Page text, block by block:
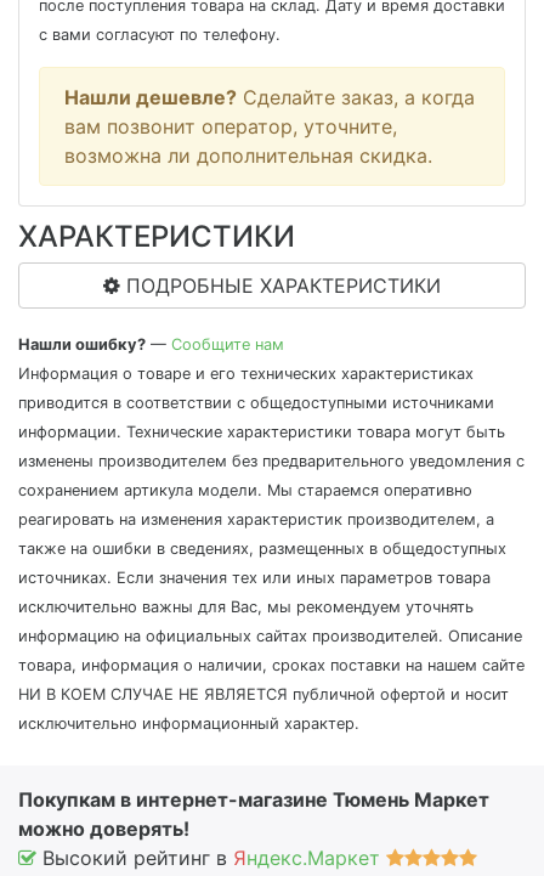
после поступления товара на склад. Дату и время доставки
с вами согласуют по телефону.
Нашли дешевле? Сделайте заказ, а когда
вам позвонит оператор, уточните,
возможна ли дополнительная скидка.
ХАРАКТЕРИСТИКИ
ПОДРОБНЫЕ ХАРАКТЕРИСТИКИ
Нашли ошибку? — Сообщите нам
Информация о товаре и его технических характеристиках
приводится в соответствии с общедоступными источниками
информации. Технические характеристики товара могут быть
изменены производителем без предварительного уведомления с
сохранением артикула модели. Мы стараемся оперативно
реагировать на изменения характеристик производителем, а
также на ошибки в сведениях, размещенных в общедоступных
источниках. Если значения тех или иных параметров товара
исключительно важны для Вас, мы рекомендуем уточнять
информацию на официальных сайтах производителей. Описание
товара, информация о наличии, сроках поставки на нашем сайте
НИ В КОЕМ СЛУЧАЕ НЕ ЯВЛЯЕТСЯ публичной офертой и носит
исключительно информационный характер.
Покупкам в интернет-магазине Тюмень Маркет
можно доверять!
Высокий рейтинг в Яндекс.Маркет